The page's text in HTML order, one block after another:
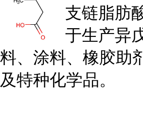
支链脂肪
于生产异
料、涂料、橡胶助
及特种化学品。